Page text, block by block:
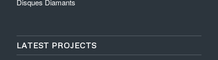
LATEST PROJECTS